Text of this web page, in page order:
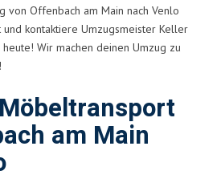
von Offenbach am Main nach Venlo
und kontaktiere Umzugsmeister Keller
Wir machen deinen Umzug zu
am Main